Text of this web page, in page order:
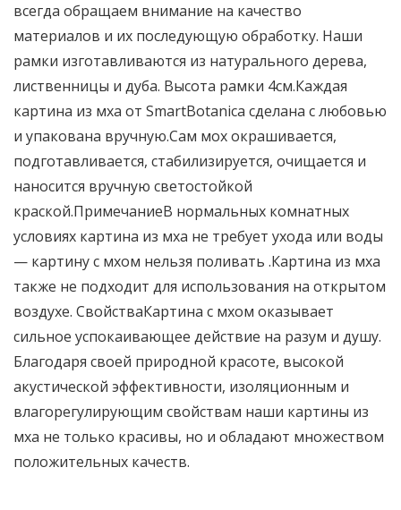
всегда обращаем внимание на качество
материалов и их последующую обработку. Наши
рамки изготавливаются из натурального дерева,
лиственницы и дуба. Высота рамки 4см.Каждая
картина из мха от SmartBotanica сделана с любовью
и упакована вручную.Сам мох окрашивается,
подготавливается, стабилизируется, очищается и
наносится вручную светостойкой
краской.ПримечаниеВ нормальных комнатных
условиях картина из мха не требует ухода или воды
— картину с мхом нельзя поливать .Картина из мха
также не подходит для использования на открытом
воздухе. СвойстваКартина с мхом оказывает
сильное успокаивающее действие на разум и душу.
Благодаря своей природной красоте, высокой
акустической эффективности, изоляционным и
влагорегулирующим свойствам наши картины из
мха не только красивы, но и обладают множеством
положительных качеств.